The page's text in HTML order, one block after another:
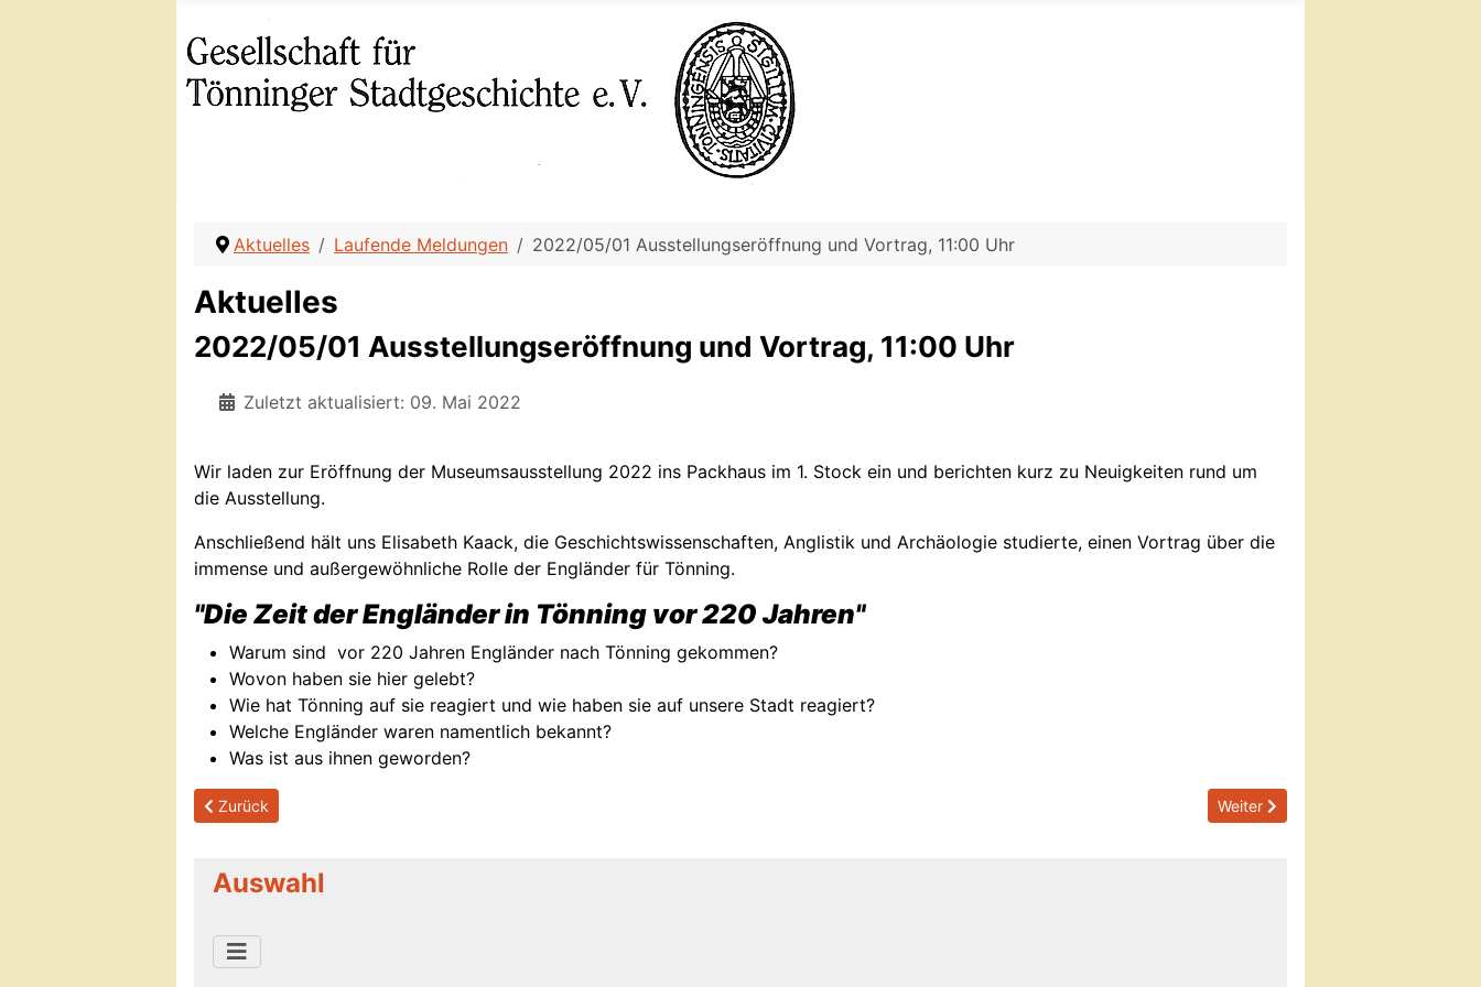
Aktuelles Laufende Meldungen 2022/05/01 Ausstellungseröffnung und Vortrag, 11:00 Uhr
Aktuelles
2022/05/01 Ausstellungseröffnung und Vortrag, 11:00 Uhr
Zuletzt aktualisiert: 09. Mai 2022
Wir laden zur Eröffnung der Museumsausstellung 2022 ins Packhaus im 1. Stock ein und berichten kurz zu Neuigkeiten rund um
die Ausstellung.
Anschließend hält uns Elisabeth Kaack, die Geschichtswissenschaften, Anglistik und Archäologie studierte, einen Vortrag über die
immense und außergewöhnliche Rolle der Engländer für Tönning.
"Die Zeit der Engländer in Tönning vor 220 Jahren"
Warum sind vor 220 Jahren Engländer nach Tönning gekommen?
Wovon haben sie hier gelebt?
Wie hat Tönning auf sie reagiert und wie haben sie auf unsere Stadt reagiert?
Welche Engländer waren namentlich bekannt?
Was ist aus ihnen geworden?
Previous article: 2022/06/29 Stadt- und Museumsführung Mittsommerfestival
Zurück Next article: 2021/10/27
Weiter
Auswahl